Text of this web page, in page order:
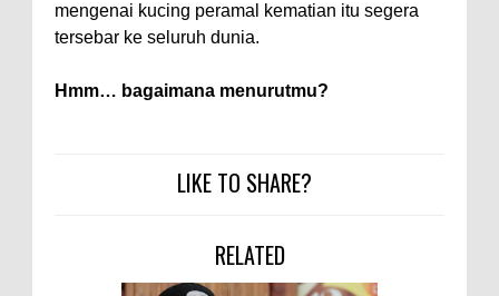
mengenai kucing peramal kematian itu segera
tersebar ke seluruh dunia.
Hmm… bagaimana menurutmu?
LIKE TO SHARE?
RELATED